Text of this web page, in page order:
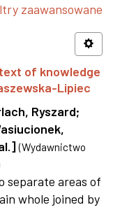
zaawansowane
of knowledge
Lipiec
Ryszard;
(Wydawnictwo
separate areas of
whole joined by